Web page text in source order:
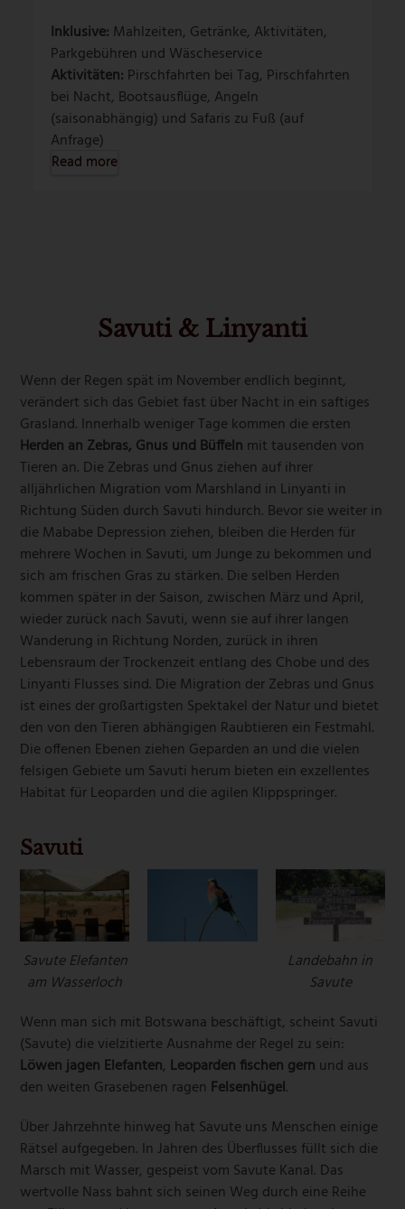
Inklusive: Mahlzeiten, Getränke, Aktivitäten,
Parkgebühren und Wäscheservice
Aktivitäten: Pirschfahrten bei Tag, Pirschfahrten
bei Nacht, Bootsausflüge, Angeln
(saisonabhängig) und Safaris zu Fuß (auf
Anfrage)
Read more
Savuti & Linyanti
Wenn der Regen spät im November endlich beginnt,
verändert sich das Gebiet fast über Nacht in ein saftiges
Grasland. Innerhalb weniger Tage kommen die ersten
Herden an Zebras, Gnus und Büffeln mit tausenden von
Tieren an. Die Zebras und Gnus ziehen auf ihrer
alljährlichen Migration vom Marshland in Linyanti in
Richtung Süden durch Savuti hindurch. Bevor sie weiter in
die Mababe Depression ziehen, bleiben die Herden für
mehrere Wochen in Savuti, um Junge zu bekommen und
sich am frischen Gras zu stärken. Die selben Herden
kommen später in der Saison, zwischen März und April,
wieder zurück nach Savuti, wenn sie auf ihrer langen
Wanderung in Richtung Norden, zurück in ihren
Lebensraum der Trockenzeit entlang des Chobe und des
Linyanti Flusses sind. Die Migration der Zebras und Gnus
ist eines der großartigsten Spektakel der Natur und bietet
den von den Tieren abhängigen Raubtieren ein Festmahl.
Die offenen Ebenen ziehen Geparden an und die vielen
felsigen Gebiete um Savuti herum bieten ein exzellentes
Habitat für Leoparden und die agilen Klippspringer.
Savuti
Savute Elefanten
am Wasserloch
Landebahn in
Savute
Wenn man sich mit Botswana beschäftigt, scheint Savuti
(Savute) die vielzitierte Ausnahme der Regel zu sein:
Löwen jagen Elefanten, Leoparden fischen gern und aus
den weiten Grasebenen ragen Felsenhügel.
Über Jahrzehnte hinweg hat Savute uns Menschen einige
Rätsel aufgegeben. In Jahren des Überflusses füllt sich die
Marsch mit Wasser, gespeist vom Savute Kanal. Das
wertvolle Nass bahnt sich seinen Weg durch eine Reihe